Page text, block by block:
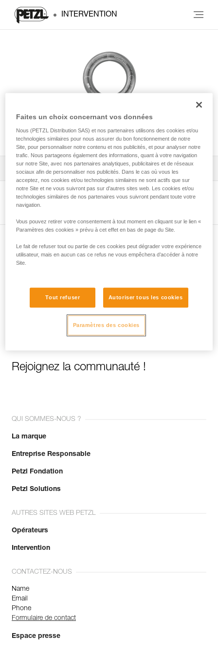
INTERVENTION
RING OPEN
Télécharger la notice technique (PDF)
Technical Notice
Voir la page produit
Abonnez-vous à la newsletter
et restez connecté à notre actualité
Rejoignez la communauté !
QUI SOMMES-NOUS ?
La marque
Entreprise Responsable
Petzl Fondation
Petzl Solutions
AUTRES SITES WEB PETZL
Opérateurs
Intervention
CONTACTEZ-NOUS
Name
Email
Phone
Formulaire de contact
Espace presse
Faites un choix concernant vos données
Nous (PETZL Distribution SAS) et nos partenaires utilisons des cookies et/ou
technologies similaires pour nous assurer du bon fonctionnement de notre
Site, pour personnaliser notre contenu et nos publicités, et pour analyser notre
trafic. Nous partageons également des informations, quant à votre navigation
sur notre Site, avec nos partenaires analytiques, publicitaires et de réseaux
sociaux afin de personnaliser nos publicités. Dans le cas où vous les
acceptez, nos cookies et/ou technologies similaires ne sont actifs que sur
notre Site et ne vous suivront pas sur d’autres sites web. Les cookies et/ou
technologies similaires de nos partenaires vous suivront pendant toute votre
navigation.
Vous pouvez retirer votre consentement à tout moment en cliquant sur le lien «
Paramètres des cookies » prévu à cet effet en bas de page du Site.
Le fait de refuser tout ou partie de ces cookies peut dégrader votre expérience
utilisateur, mais en aucun cas ce refus ne vous empêchera d’accéder à notre
Site.
Tout refuser Autoriser tous les cookies
Paramètres des cookies